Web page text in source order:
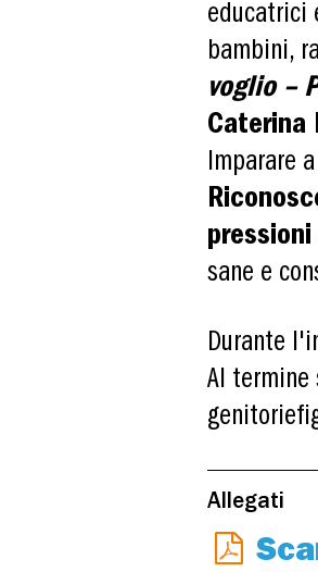
educatrici
bambini,
voglio –
Caterina
Imparare
sane e
Durante
Al termine
Allegati